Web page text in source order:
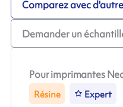
Comparez avec
Demander un
Pour imprimantes
Résine Expert